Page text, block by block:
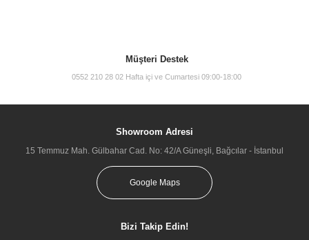
Müşteri Destek
0552 210 28 02 Hafta içi ve Cumartesi 09:00-18:00
Showroom Adresi
15 Temmuz Mah. Gülbahar Cad. No: 42/A Güneşli, Bağcılar - İstanbul
Google Maps
Bizi Takip Edin!